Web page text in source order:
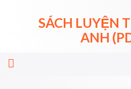
SÁCH LUYỆN
ANH